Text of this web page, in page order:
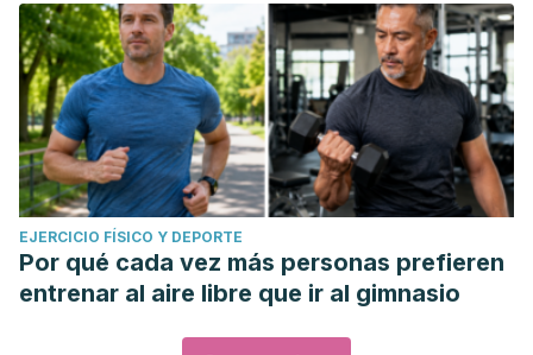
EJERCICIO FÍSICO Y DEPORTE
Por qué cada vez más personas prefieren
entrenar al aire libre que ir al gimnasio